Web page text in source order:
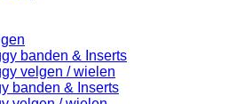
banden & Inserts
velgen / wielen
banden & Inserts